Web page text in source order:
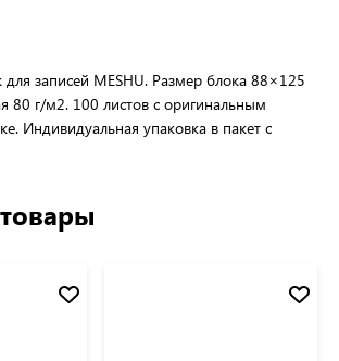
записей MESHU. Размер блока 88×125
80 г/м2. 100 листов с оригинальным
Индивидуальная упаковка в пакет с